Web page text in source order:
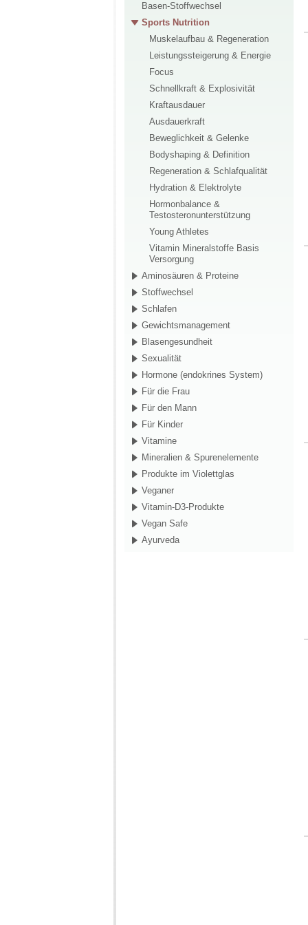
Basen-Stoffwechsel
Sports Nutrition
Muskelaufbau & Regeneration
Leistungssteigerung & Energie
Focus
Schnellkraft & Explosivität
Kraftausdauer
Ausdauerkraft
Beweglichkeit & Gelenke
Bodyshaping & Definition
Regeneration & Schlafqualität
Hydration & Elektrolyte
Hormonbalance &
Testosteronunterstützung
Young Athletes
Vitamin Mineralstoffe Basis
Versorgung
Aminosäuren & Proteine
Stoffwechsel
Schlafen
Gewichtsmanagement
Blasengesundheit
Sexualität
Hormone (endokrines System)
Für die Frau
Für den Mann
Für Kinder
Vitamine
Mineralien & Spurenelemente
Produkte im Violettglas
Veganer
Vitamin-D3-Produkte
Vegan Safe
Ayurveda